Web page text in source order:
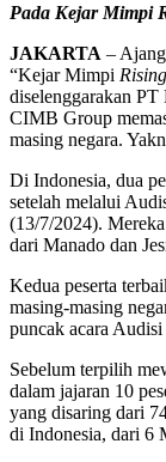
Pada Kejar Mimpi
JAKARTA –
“Kejar Mimpi
diselenggarakan
CIMB Group
masing negara.
Di Indonesia, dua
setelah melalui
(13/7/2024).
dari Manado dan
Kedua peserta
masing-masing
puncak acara
Sebelum terpilih
dalam jajaran 10
yang disaring dari
di Indonesia, dari 6